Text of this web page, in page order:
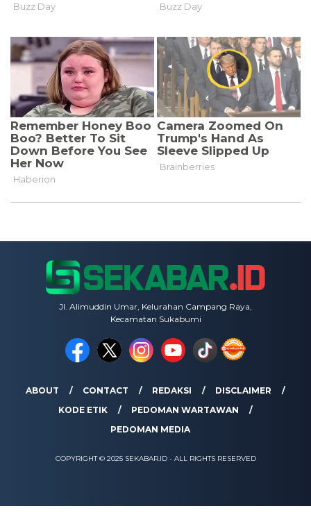
Jl. Alimuddin Umar, Kelurahan Campang Raya,
Kecamatan Sukabumi
ABOUT CONTACT REDAKSI
DISCLAIMER
KODE ETIK
PEDOMAN WARTAWAN
PEDOMAN MEDIA
COPYRIGHT © 2025 SEKABAR.ID - ALL RIGHTS RESERVED